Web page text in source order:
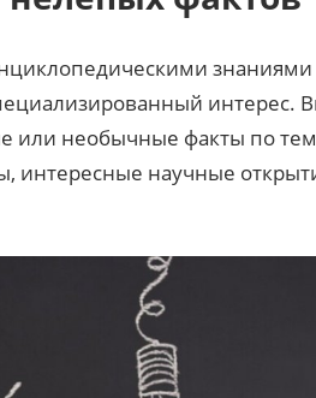
интерес.
или необычные факты по
интересные научные